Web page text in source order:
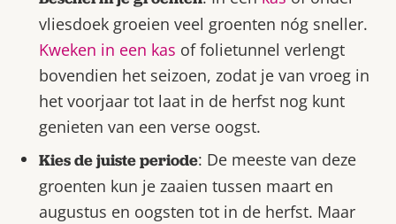
vliesdoek groeien veel groenten nóg sneller.
Kweken in een kas of folietunnel verlengt
bovendien het seizoen, zodat je van vroeg in
het voorjaar tot laat in de herfst nog kunt
genieten van een verse oogst.
Kies de juiste periode: De meeste van deze
groenten kun je zaaien tussen maart en
augustus en oogsten tot in de herfst. Maar